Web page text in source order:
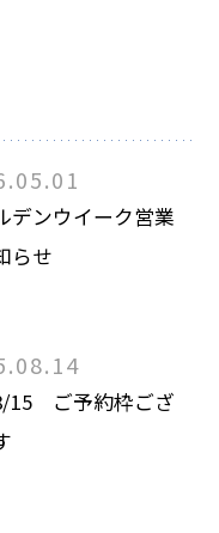
デンウイーク営業
らせ
15 ご予約枠ござ